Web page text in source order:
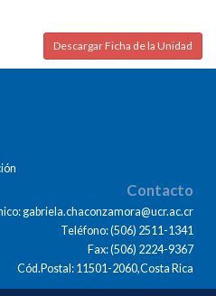
Descargar Ficha de la Unidad
Contacto
gabriela.chaconzamora@ucr.ac.cr
Teléfono: (506) 2511-1341
Fax: (506) 2224-9367
Cód.Postal: 11501-2060,Costa Rica